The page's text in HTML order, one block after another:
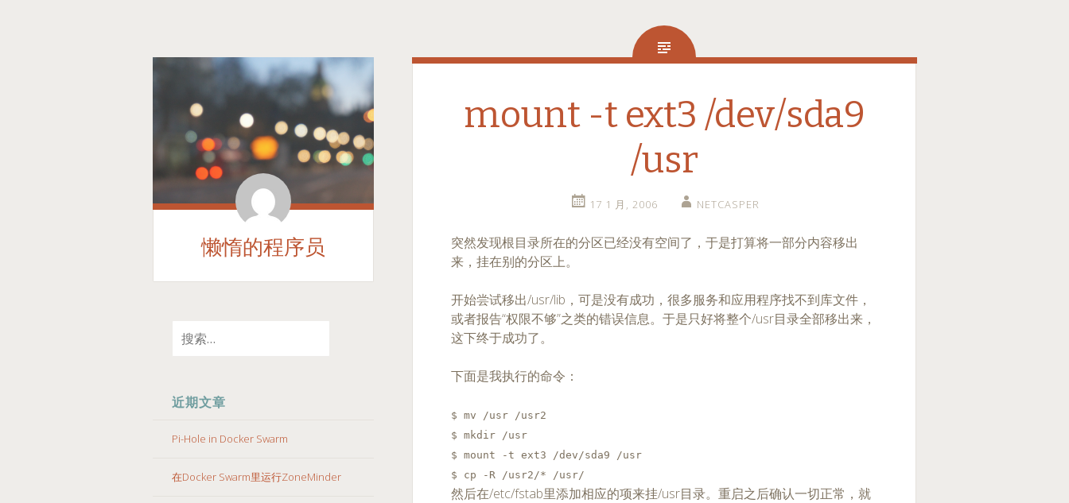
懒惰的程序员
TO
近期文章
Pi-Hole in Docker Swarm
在Docker Swarm里运行ZoneMinder
mount -t ext3 /dev/sda9
/usr
17 1 月, 2006 NETCASPER
突然发现根目录所在的分区已经没有空间了，于是打算将一部分内容移出
来，挂在别的分区上。
开始尝试移出/usr/lib，可是没有成功，很多服务和应用程序找不到库文件，
或者报告“权限不够”之类的错误信息。于是只好将整个/usr目录全部移出来，
这下终于成功了。
下面是我执行的命令：
$ mv /usr /usr2
$ mkdir /usr
$ mount -t ext3 /dev/sda9 /usr
$ cp -R /usr2/* /usr/
然后在/etc/fstab里添加相应的项来挂/usr目录。重启之后确认一切正常，就